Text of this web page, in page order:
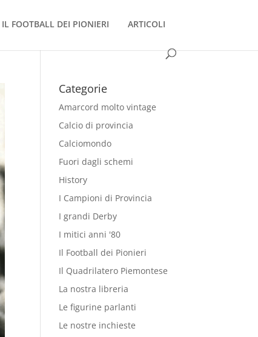
IL FOOTBALL DEI PIONIERI ARTICOLI
Categorie
Amarcord molto vintage
Calcio di provincia
Calciomondo
Fuori dagli schemi
History
I Campioni di Provincia
I grandi Derby
I mitici anni '80
Il Football dei Pionieri
Il Quadrilatero Piemontese
La nostra libreria
Le figurine parlanti
Le nostre inchieste